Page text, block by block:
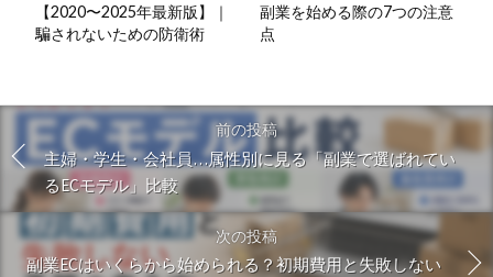
【2020〜2025年最新版】｜
騙されないための防衛術
副業を始める際の7つの注意
点
前の投稿
主婦・学生・会社員…属性別に見る「副業で選ばれてい
るECモデル」比較
次の投稿
副業ECはいくらから始められる？初期費用と失敗しない